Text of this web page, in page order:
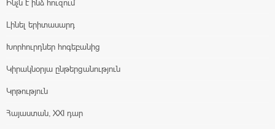
Ինչն է ինձ հուզում
Լինել երիտասարդ
Խորհուրդներ հոգեբանից
Կիրակնօրյա ընթերցանություն
Կրթություն
Հայաստան, XXI դար